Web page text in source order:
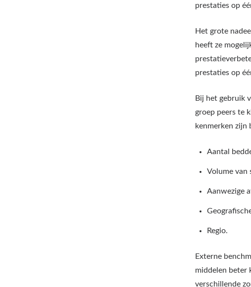
prestaties op
Het grote
heeft ze
prestaties op
Bij het gebruik
groep peers te
kenmerken zijn
Aantal
Volume van
Aanwezige
Regio.
Externe
middelen beter
verschillende